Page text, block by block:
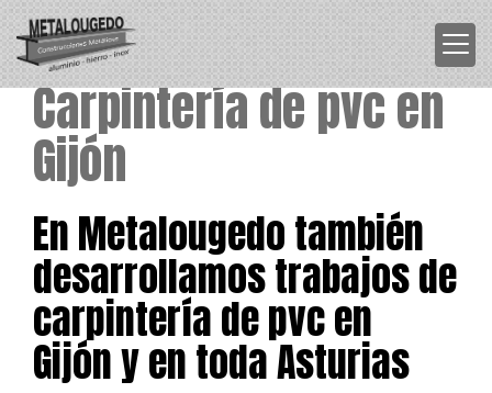
Carpintería de pvc en
Gijón
En Metalougedo también
desarrollamos trabajos de
carpintería de pvc en
Gijón y en toda Asturias